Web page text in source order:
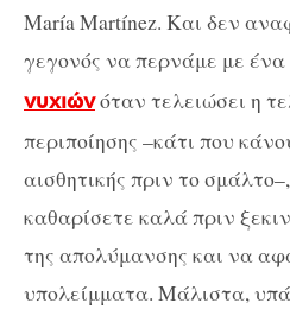
María Martínez. Και δεν
γεγονός να περνάμε με ένα
νυχιώνόταν τελειώσει η
περιποίησης –κάτι που
αισθητικής πριν το
καθαρίσετε καλά πριν
της απολύμανσης και να
υπολείμματα. Μάλιστα,